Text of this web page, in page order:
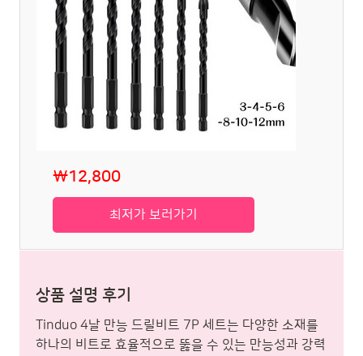
₩12,800
최저가 보러가기
상품 설명 후기
Tinduo 4날 만능 드릴비트 7P 세트는 다양한 소재를
하나의 비트로 효율적으로 뚫을 수 있는 만능성과 강력